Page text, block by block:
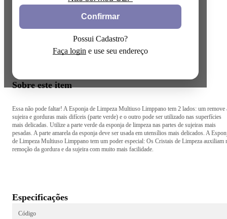
Confirmar
Possui Cadastro?
Faça login e use seu endereço
Sobre este item
Essa não pode faltar! A Esponja de Limpeza Multiuso Limppano tem 2 lados: um remove
sujeira e gorduras mais difíceis (parte verde) e o outro pode ser utilizado nas superfícies
mais delicadas. Utilize a parte verde da esponja de limpeza nas partes de sujeiras mais
pesadas. A parte amarela da esponja deve ser usada em utensílios mais delicados. A
de Limpeza Multiuso Limppano tem um poder especial: Os Cristais de Limpeza auxiliam
remoção da gordura e da sujeira com muito mais facilidade.
Especificações
Código